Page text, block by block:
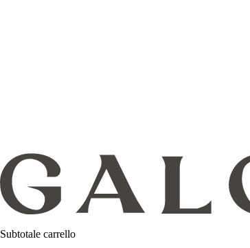
Subtotale carrello